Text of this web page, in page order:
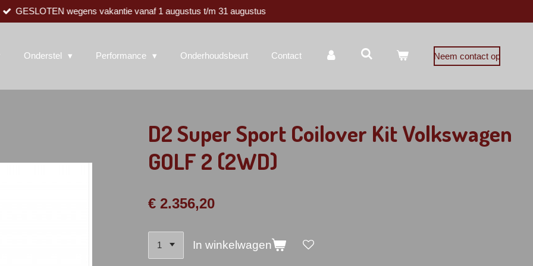
GESLOTEN wegens vakantie vanaf 1 augustus t/m 31 augustus
Onderstel Performance Onderhoudsbeurt Contact Neem contact op
D2 Super Sport Coilover Kit Volkswagen
GOLF 2 (2WD)
€ 2.356,20
In winkelwagen